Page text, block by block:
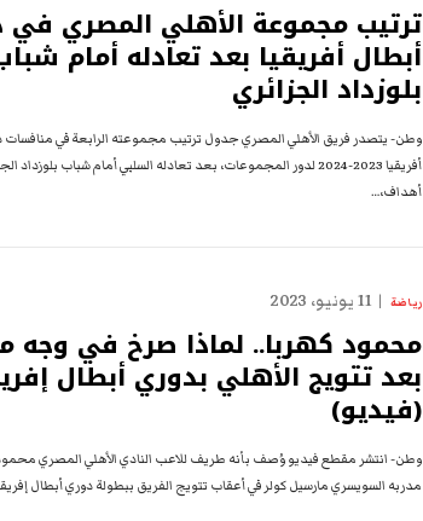
ترتيب مجموعة الأهلي المصري في
أبطال أفريقيا بعد تعادله أمام
بلوزداد الجزائري
وطن- يتصدر فريق الأهلي المصري جدول ترتيب مجموعته الرابعة في منافسات
أفريقيا 2023-2024 لدور المجموعات، بعد تعادله السلبي أمام شباب بلوزداد
أهداف،…
رياضة 11 يونيو، 2023
محمود كهربا.. لماذا صرخ في وجه
بعد تتويج الأهلي بدوري أبطال
(فيديو)
وطن- انتشر مقطع فيديو وُصف بأنه طريف للاعب النادي الأهلي المصري
مدربه السويسري مارسيل كولر في أعقاب تتويج الفريق ببطولة دوري أبطال